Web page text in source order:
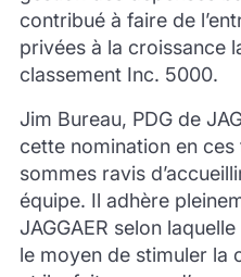
contribué à faire de
privées à la croissance
classement Inc. 5000.
Jim Bureau, PDG de
cette nomination en
sommes ravis
équipe. Il adhère
JAGGAER selon
le moyen de stimuler la